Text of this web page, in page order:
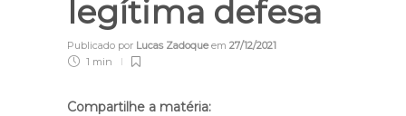
legítima defesa
Publicado por Lucas Zadoqueem 27/12/2021
1 min
Compartilhe a matéria: